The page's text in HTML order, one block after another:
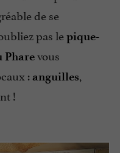
de se
pas lepique-
Pharevous
: anguilles,
!